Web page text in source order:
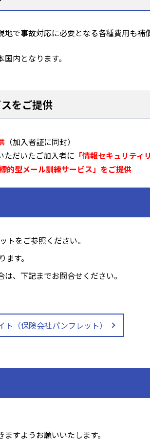
で事故対応に必要となる各種費用も補
内となります。
をご提供
（加入者証に同封）
ただいたご加入者に 「情報セキュリテ
標的型メール訓練サービス」をご提供
をご参照ください。
す。
、下記までお問合せください。
ト（保険会社パンフレット）
ますようお願いいたします。